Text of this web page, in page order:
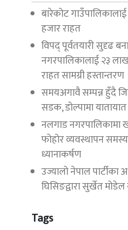
बारेकोट
हजार राहत
विपद् पूर्वतयारी सुदृढ
नगरपालिकालाई २३
राहत सामग्री हस्तान्तरण
समयअगावै सम्पन्न हुँदै
सडक, डोल्पामा
नलगाड नगरपालिकामा
फोहोर व्यवस्थापन
ध्यानाकर्षण
उज्यालो नेपाल पार्टीका
घिसिङद्वारा सुर्खेत
Tags